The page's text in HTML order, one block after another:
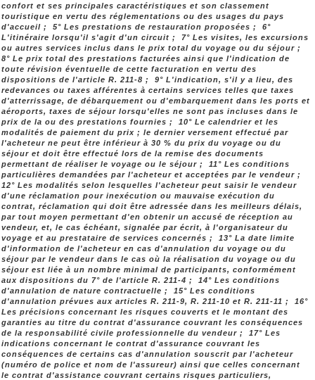
confort et ses principales caractéristiques et son classement
touristique en vertu des réglementations ou des usages du pays
d'accueil ; 5° Les prestations de restauration proposées ; 6°
L'itinéraire lorsqu'il s'agit d'un circuit ; 7° Les visites, les excursions
ou autres services inclus dans le prix total du voyage ou du séjour ;
8° Le prix total des prestations facturées ainsi que l'indication de
toute révision éventuelle de cette facturation en vertu des
dispositions de l'article R. 211-8 ; 9° L'indication, s'il y a lieu, des
redevances ou taxes afférentes à certains services telles que taxes
d'atterrissage, de débarquement ou d'embarquement dans les ports et
aéroports, taxes de séjour lorsqu'elles ne sont pas incluses dans le
prix de la ou des prestations fournies ; 10° Le calendrier et les
modalités de paiement du prix ; le dernier versement effectué par
l'acheteur ne peut être inférieur à 30 % du prix du voyage ou du
séjour et doit être effectué lors de la remise des documents
permettant de réaliser le voyage ou le séjour ; 11° Les conditions
particulières demandées par l'acheteur et acceptées par le vendeur ;
12° Les modalités selon lesquelles l'acheteur peut saisir le vendeur
d'une réclamation pour inexécution ou mauvaise exécution du
contrat, réclamation qui doit être adressée dans les meilleurs délais,
par tout moyen permettant d'en obtenir un accusé de réception au
vendeur, et, le cas échéant, signalée par écrit, à l'organisateur du
voyage et au prestataire de services concernés ; 13° La date limite
d'information de l'acheteur en cas d'annulation du voyage ou du
séjour par le vendeur dans le cas où la réalisation du voyage ou du
séjour est liée à un nombre minimal de participants, conformément
aux dispositions du 7° de l'article R. 211-4 ; 14° Les conditions
d'annulation de nature contractuelle ; 15° Les conditions
d'annulation prévues aux articles R. 211-9, R. 211-10 et R. 211-11 ; 16°
Les précisions concernant les risques couverts et le montant des
garanties au titre du contrat d'assurance couvrant les conséquences
de la responsabilité civile professionnelle du vendeur ; 17° Les
indications concernant le contrat d'assurance couvrant les
conséquences de certains cas d'annulation souscrit par l'acheteur
(numéro de police et nom de l'assureur) ainsi que celles concernant
le contrat d'assistance couvrant certains risques particuliers,